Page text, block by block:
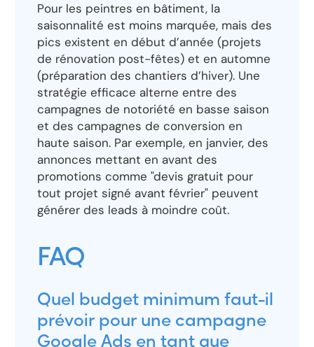
Pour les peintres en bâtiment, la
saisonnalité est moins marquée, mais des
pics existent en début d’année (projets
de rénovation post-fêtes) et en automne
(préparation des chantiers d’hiver). Une
stratégie efficace alterne entre des
campagnes de notoriété en basse saison
et des campagnes de conversion en
haute saison. Par exemple, en janvier, des
annonces mettant en avant des
promotions comme "devis gratuit pour
tout projet signé avant février" peuvent
générer des leads à moindre coût.
FAQ
Quel budget minimum faut-il
prévoir pour une campagne